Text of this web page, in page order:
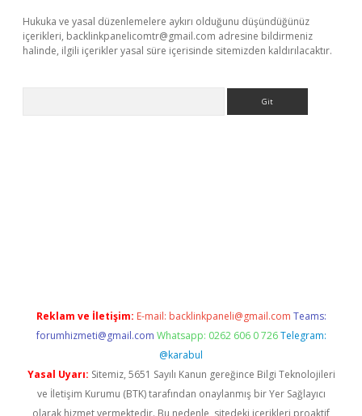
Hukuka ve yasal düzenlemelere aykırı olduğunu düşündüğünüz
içerikleri, backlinkpanelicomtr@gmail.com adresine bildirmeniz
halinde, ilgili içerikler yasal süre içerisinde sitemizden kaldırılacaktır.
Reklam ve İletişim: E-mail: backlinkpaneli@gmail.com Teams:
forumhizmeti@gmail.com Whatsapp: 0262 606 0 726 Telegram:
@karabul
Yasal Uyarı: Sitemiz, 5651 Sayılı Kanun gereğince Bilgi Teknolojileri
ve İletişim Kurumu (BTK) tarafından onaylanmış bir Yer Sağlayıcı
olarak hizmet vermektedir. Bu nedenle, sitedeki içerikleri proaktif